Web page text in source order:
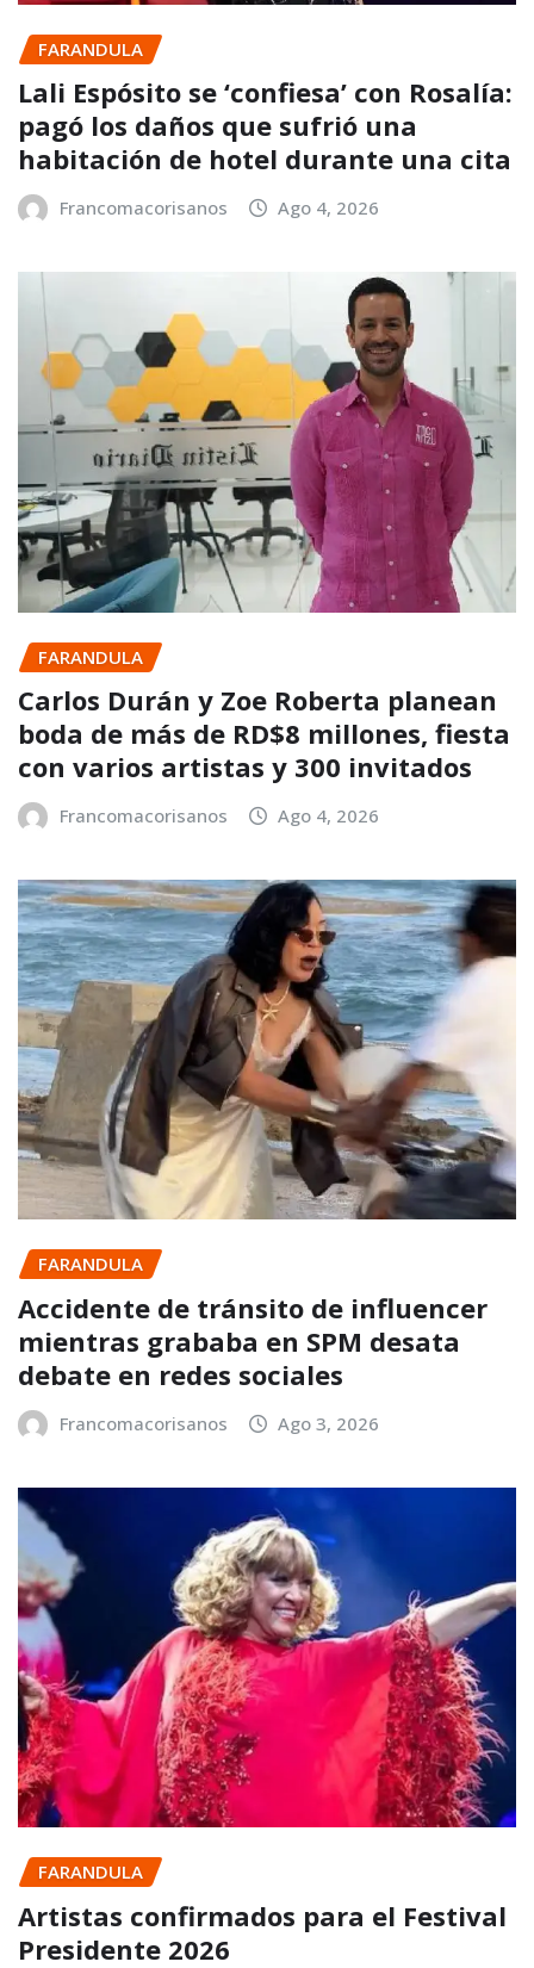
FARANDULA
Lali Espósito se ‘confiesa’ con Rosalía:
pagó los daños que sufrió una
habitación de hotel durante una cita
Francomacorisanos Ago 4, 2026
FARANDULA
Carlos Durán y Zoe Roberta planean
boda de más de RD$8 millones, fiesta
con varios artistas y 300 invitados
Francomacorisanos Ago 4, 2026
FARANDULA
Accidente de tránsito de influencer
mientras grababa en SPM desata
debate en redes sociales
Francomacorisanos Ago 3, 2026
FARANDULA
Artistas confirmados para el Festival
Presidente 2026